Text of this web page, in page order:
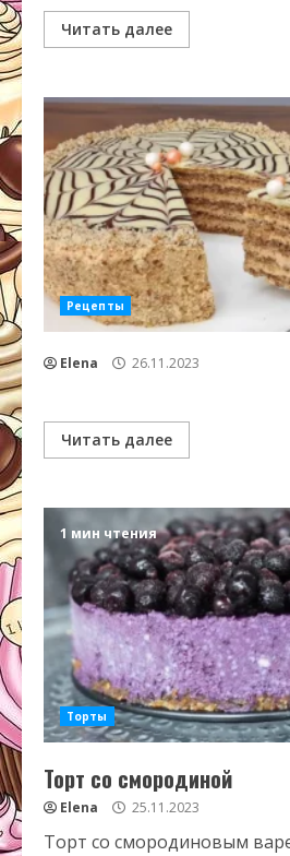
Читать далее
Рецепты
Elena 26.11.2023
Читать далее
1 мин чтения
Торты
Торт со смородиной
Elena 25.11.2023
Торт со смородиновым